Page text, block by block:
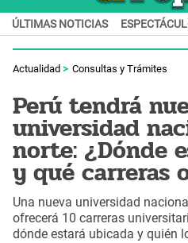
ÚLTIMAS NOTICIAS
Actualidad Consultas y Trámites
Perú tendrá
universidad
norte: ¿Dónde
y qué carreras
Una nueva universidad
ofrecerá 10 carreras
dónde estará ubicada y quién